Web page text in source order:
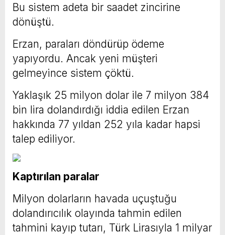
Bu sistem adeta bir saadet zincirine
dönüştü.
Erzan, paraları döndürüp ödeme
yapıyordu. Ancak yeni müşteri
gelmeyince sistem çöktü.
Yaklaşık 25 milyon dolar ile 7 milyon 384
bin lira dolandırdığı iddia edilen Erzan
hakkında 77 yıldan 252 yıla kadar hapsi
talep ediliyor.
Kaptırılan paralar
Milyon dolarların havada uçuştuğu
dolandırıcılık olayında tahmin edilen
tahmini kayıp tutarı, Türk Lirasıyla 1 milyar